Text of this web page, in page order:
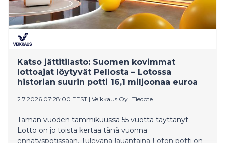
Katso jättitilasto: Suomen kovimmat
lottoajat löytyvät Pellosta – Lotossa
historian suurin potti 16,1 miljoonaa euroa
2.7.2026 07:28:00 EEST | Veikkaus Oy | Tiedote
Tämän vuoden tammikuussa 55 vuotta täyttänyt
Lotto on jo toista kertaa tänä vuonna
ennätyspotissaan. Tulevana lauantaina Loton potti on